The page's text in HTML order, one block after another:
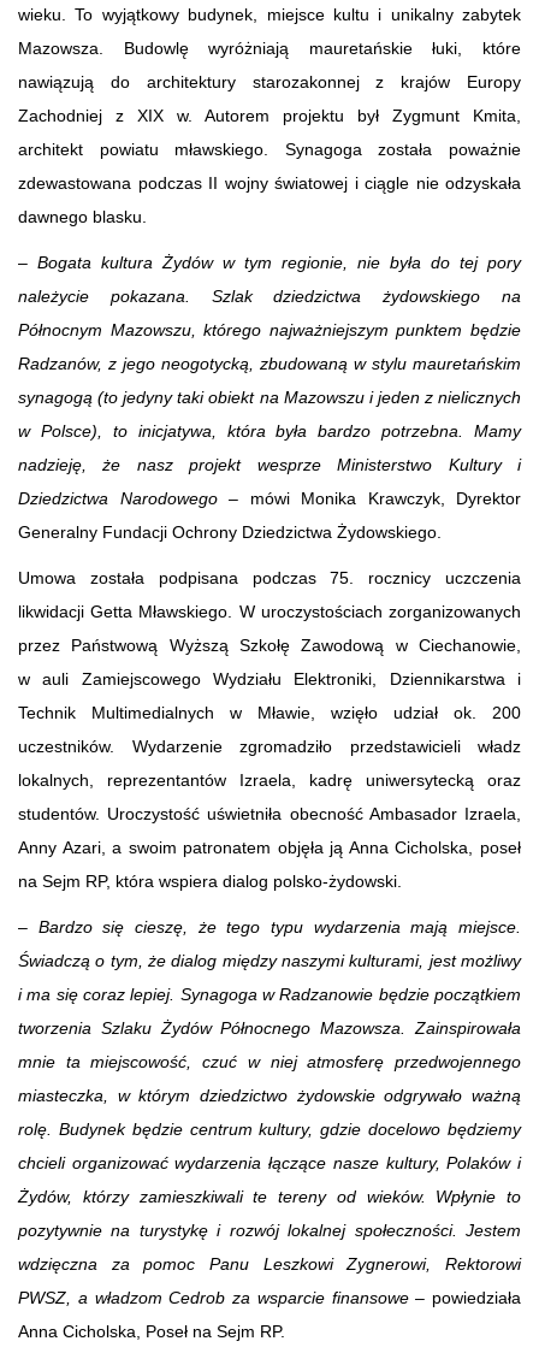
wieku. To wyjątkowy budynek, miejsce kultu i unikalny zabytek
Mazowsza. Budowlę wyróżniają mauretańskie łuki, które
nawiązują do architektury starozakonnej z krajów Europy
Zachodniej z XIX w. Autorem projektu był Zygmunt Kmita,
architekt powiatu mławskiego. Synagoga została poważnie
zdewastowana podczas II wojny światowej i ciągle nie odzyskała
dawnego blasku.
– Bogata kultura Żydów w tym regionie, nie była do tej pory
należycie pokazana. Szlak dziedzictwa żydowskiego na
Północnym Mazowszu, którego najważniejszym punktem będzie
Radzanów, z jego neogotycką, zbudowaną w stylu mauretańskim
synagogą (to jedyny taki obiekt na Mazowszu i jeden z nielicznych
w Polsce), to inicjatywa, która była bardzo potrzebna. Mamy
nadzieję, że nasz projekt wesprze Ministerstwo Kultury i
Dziedzictwa Narodowego – mówi Monika Krawczyk, Dyrektor
Generalny Fundacji Ochrony Dziedzictwa Żydowskiego.
Umowa została podpisana podczas 75. rocznicy uczczenia
likwidacji Getta Mławskiego. W uroczystościach zorganizowanych
przez Państwową Wyższą Szkołę Zawodową w Ciechanowie,
w auli Zamiejscowego Wydziału Elektroniki, Dziennikarstwa i
Technik Multimedialnych w Mławie, wzięło udział ok. 200
uczestników. Wydarzenie zgromadziło przedstawicieli władz
lokalnych, reprezentantów Izraela, kadrę uniwersytecką oraz
studentów. Uroczystość uświetniła obecność Ambasador Izraela,
Anny Azari, a swoim patronatem objęła ją Anna Cicholska, poseł
na Sejm RP, która wspiera dialog polsko-żydowski.
– Bardzo się cieszę, że tego typu wydarzenia mają miejsce.
Świadczą o tym, że dialog między naszymi kulturami, jest możliwy
i ma się coraz lepiej. Synagoga w Radzanowie będzie początkiem
tworzenia Szlaku Żydów Północnego Mazowsza. Zainspirowała
mnie ta miejscowość, czuć w niej atmosferę przedwojennego
miasteczka, w którym dziedzictwo żydowskie odgrywało ważną
rolę. Budynek będzie centrum kultury, gdzie docelowo będziemy
chcieli organizować wydarzenia łączące nasze kultury, Polaków i
Żydów, którzy zamieszkiwali te tereny od wieków. Wpłynie to
pozytywnie na turystykę i rozwój lokalnej społeczności. Jestem
wdzięczna za pomoc Panu Leszkowi Zygnerowi, Rektorowi
PWSZ, a władzom Cedrob za wsparcie finansowe – powiedziała
Anna Cicholska, Poseł na Sejm RP.